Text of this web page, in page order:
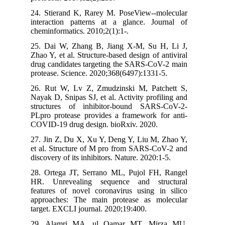
24. Stierand K, Rarey M. PoseView--
interaction patterns at a glance.
cheminformatics. 2010;2(1):1-.
25. Dai W, Zhang B, Jiang X-M, Su H,
Zhao Y, et al. Structure-based design of
drug candidates targeting the SARS-CoV-2
protease. Science. 2020;368(6497):1331-5.
26. Rut W, Lv Z, Zmudzinski M,
Nayak D, Snipas SJ, et al. Activity profiling
structures of inhibitor-bound SARS-
PLpro protease provides a framework for
COVID-19 drug design. bioRxiv. 2020.
27. Jin Z, Du X, Xu Y, Deng Y, Liu M,
et al. Structure of M pro from SARS-CoV-2
discovery of its inhibitors. Nature. 2020:1-5.
28. Ortega JT, Serrano ML, Pujol FH,
HR. Unrevealing sequence and
features of novel coronavirus using in
approaches: The main protease as
target. EXCLI journal. 2020;19:400.